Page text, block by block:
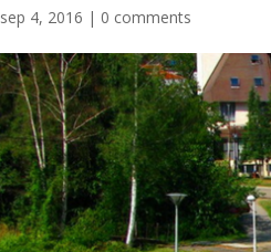
sep 4, 2016 | 0 comments